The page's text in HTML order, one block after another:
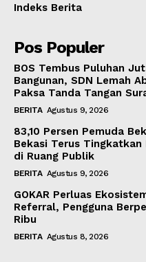
Indeks Berita
Pos Populer
BOS Tembus Puluhan
Bangunan, SDN Lemah
Paksa Tanda Tangan
BERITA Agustus 9, 2026
83,10 Persen Pemuda
Bekasi Terus Tingkatkan
di Ruang Publik
BERITA Agustus 9, 2026
GOKAR Perluas
Referral, Pengguna
Ribu
BERITA Agustus 8, 2026